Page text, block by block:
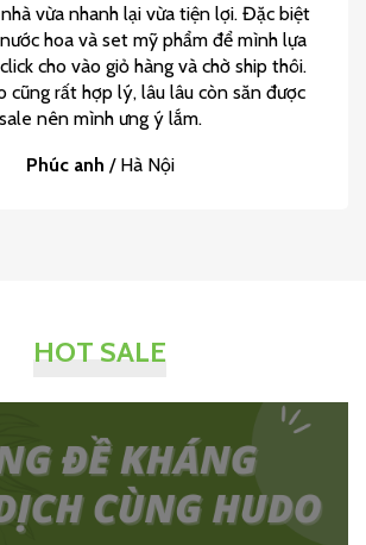
vừa nhanh lại vừa tiện lợi. Đặc biệt
hoa và set mỹ phẩm để mình lựa
cho vào giỏ hàng và chờ ship thôi.
cũng rất hợp lý, lâu lâu còn săn được
sale nên mình ưng ý lắm.
Phúc anh / Hà Nội
HOT SALE